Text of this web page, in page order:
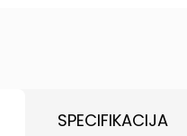
SPECIFIKACIJA